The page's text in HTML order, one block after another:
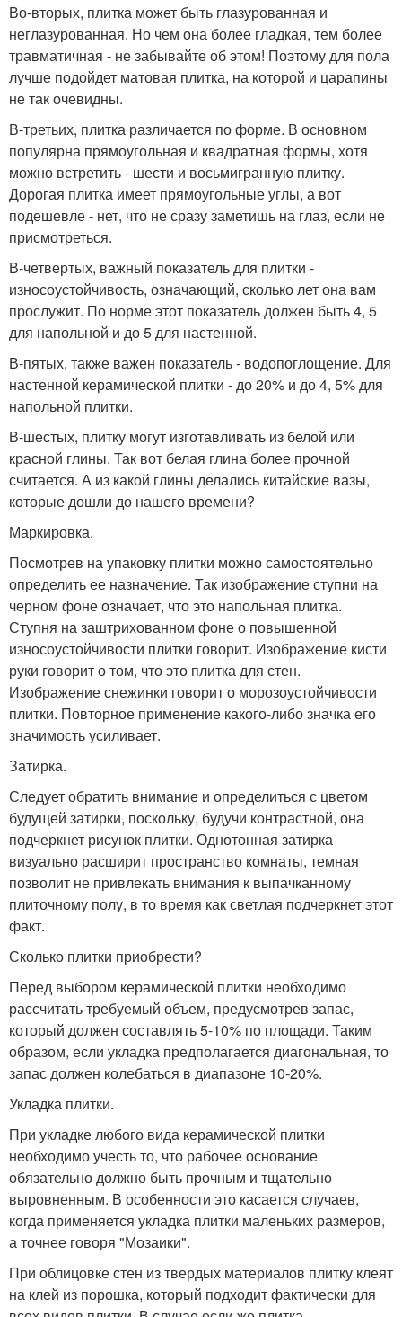
Во-вторых, плитка может быть глазурованная и
неглазурованная. Но чем она более гладкая, тем более
травматичная - не забывайте об этом! Поэтому для пола
лучше подойдет матовая плитка, на которой и царапины
не так очевидны.
В-третьих, плитка различается по форме. В основном
популярна прямоугольная и квадратная формы, хотя
можно встретить - шести и восьмигранную плитку.
Дорогая плитка имеет прямоугольные углы, а вот
подешевле - нет, что не сразу заметишь на глаз, если не
присмотреться.
В-четвертых, важный показатель для плитки -
износоустойчивость, означающий, сколько лет она вам
прослужит. По норме этот показатель должен быть 4, 5
для напольной и до 5 для настенной.
В-пятых, также важен показатель - водопоглощение. Для
настенной керамической плитки - до 20% и до 4, 5% для
напольной плитки.
В-шестых, плитку могут изготавливать из белой или
красной глины. Так вот белая глина более прочной
считается. А из какой глины делались китайские вазы,
которые дошли до нашего времени?
Маркировка.
Посмотрев на упаковку плитки можно самостоятельно
определить ее назначение. Так изображение ступни на
черном фоне означает, что это напольная плитка.
Ступня на заштрихованном фоне о повышенной
износоустойчивости плитки говорит. Изображение кисти
руки говорит о том, что это плитка для стен.
Изображение снежинки говорит о морозоустойчивости
плитки. Повторное применение какого-либо значка его
значимость усиливает.
Затирка.
Следует обратить внимание и определиться с цветом
будущей затирки, поскольку, будучи контрастной, она
подчеркнет рисунок плитки. Однотонная затирка
визуально расширит пространство комнаты, темная
позволит не привлекать внимания к выпачканному
плиточному полу, в то время как светлая подчеркнет этот
факт.
Сколько плитки приобрести?
Перед выбором керамической плитки необходимо
рассчитать требуемый объем, предусмотрев запас,
который должен составлять 5-10% по площади. Таким
образом, если укладка предполагается диагональная, то
запас должен колебаться в диапазоне 10-20%.
Укладка плитки.
При укладке любого вида керамической плитки
необходимо учесть то, что рабочее основание
обязательно должно быть прочным и тщательно
выровненным. В особенности это касается случаев,
когда применяется укладка плитки маленьких размеров,
а точнее говоря "Мозаики".
При облицовке стен из твердых материалов плитку клеят
на клей из порошка, который подходит фактически для